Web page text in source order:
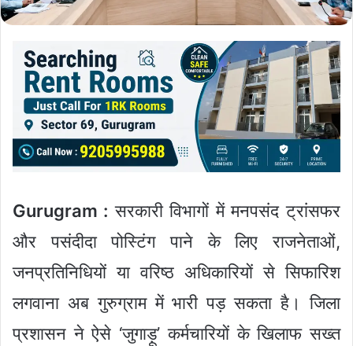
Gurugram : सरकारी विभागों में मनपसंद ट्रांसफर
और पसंदीदा पोस्टिंग पाने के लिए राजनेताओं,
जनप्रतिनिधियों या वरिष्ठ अधिकारियों से सिफारिश
लगवाना अब गुरुग्राम में भारी पड़ सकता है। जिला
प्रशासन ने ऐसे ‘जुगाड़ू’ कर्मचारियों के खिलाफ सख्त